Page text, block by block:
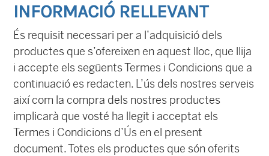
INFORMACIÓ RELLEVANT
És requisit necessari per a l’adquisició dels
productes que s’ofereixen en aquest lloc, que llija
i accepte els següents Termes i Condicions que a
continuació es redacten. L’ús dels nostres serveis
així com la compra dels nostres productes
implicarà que vosté ha llegit i acceptat els
Termes i Condicions d’Ús en el present
document. Totes els productes que són oferits